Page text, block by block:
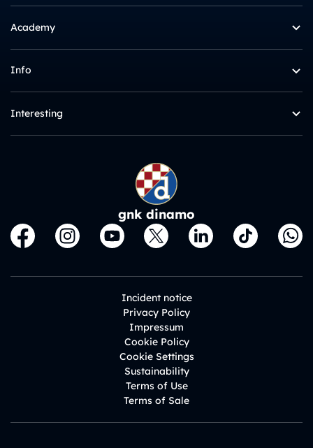
Academy
Info
Interesting
gnk dinamo
Incident notice
Privacy Policy
Impressum
Cookie Policy
Cookie Settings
Sustainability
Terms of Use
Terms of Sale